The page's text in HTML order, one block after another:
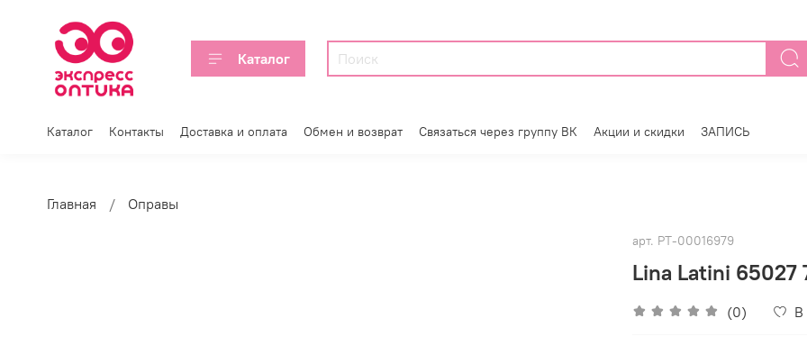
Каталог
Каталог Контакты Доставка и оплата Обмен и возврат Связаться через группу ВК Акции и скидки ЗАПИСЬ
Главная Оправы
арт. РТ-00016979
Lina Latini 65027
(0) В